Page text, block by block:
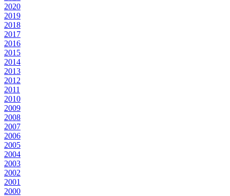
2020
2019
2018
2017
2016
2015
2014
2013
2012
2011
2010
2009
2008
2007
2006
2005
2004
2003
2002
2001
2000